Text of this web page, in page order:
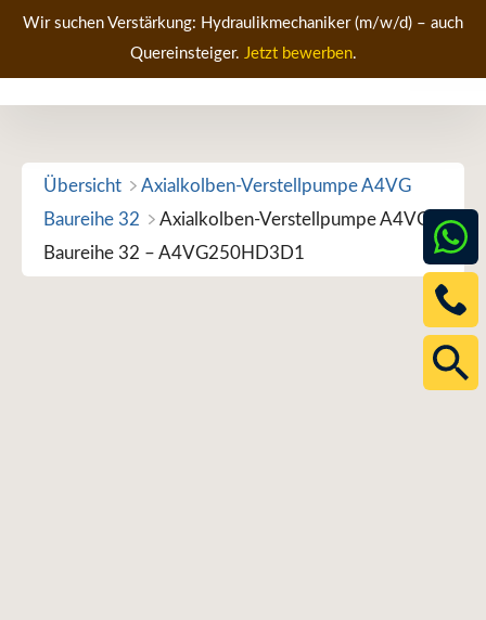
Zum
springen
Wir suchen Verstärkung: Hydraulikmechaniker (m/w/d) – auch
Quereinsteiger. Jetzt bewerben.
Übersicht
Axialkolben-Verstellpumpe A4VG
Baureihe 32
Axialkolben-Verstellpumpe A4VG
Baureihe 32 – A4VG250HD3D1